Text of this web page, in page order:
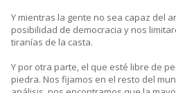
Y mientras la gente no sea capaz del
posibilidad de democracia y nos
tiranías de la casta.
Y por otra parte, el que esté libre de
piedra. Nos fijamos en el resto del